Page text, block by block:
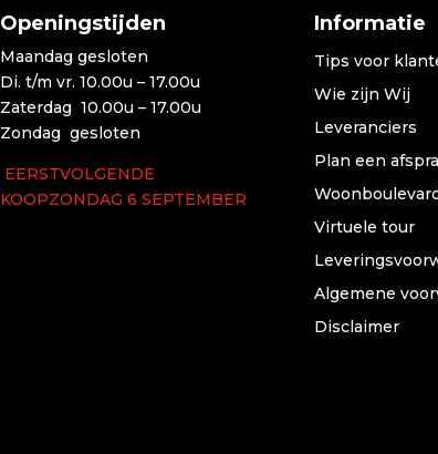
Openingstijden
Maandag gesloten
Di. t/m vr. 10.00u – 17.00u
Zaterdag 10.00u – 17.00u
Zondag gesloten
EERSTVOLGENDE
KOOPZONDAG 6 SEPTEMBER
Informatie
Tips voor
Wie zijn Wij
Leveranciers
Plan een
Virtuele tour
Algemene
Disclaimer